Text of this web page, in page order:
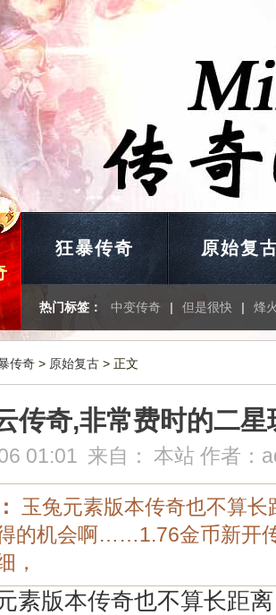
狂暴传奇 原始复
热门标签： 中变传奇 | 但是很快 | 烽
传奇 > 原始复古 > 正文
传奇,非常费时的二星
01:01 来自： 本站 作者：
玉兔元素版本传奇也不算长
的机会啊……1.76金币新开
，
素版本传奇也不算长距